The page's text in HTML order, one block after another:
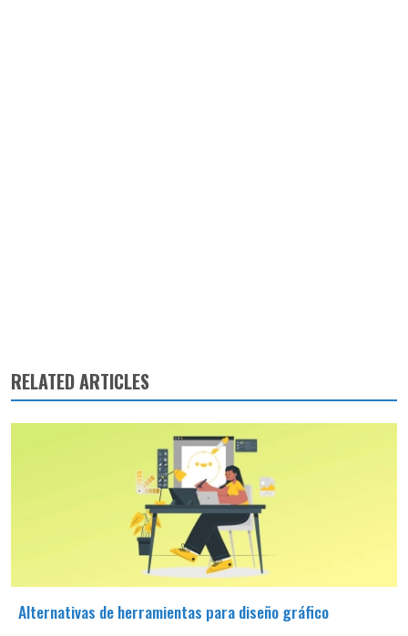
RELATED ARTICLES
Alternativas de herramientas para diseño gráfico